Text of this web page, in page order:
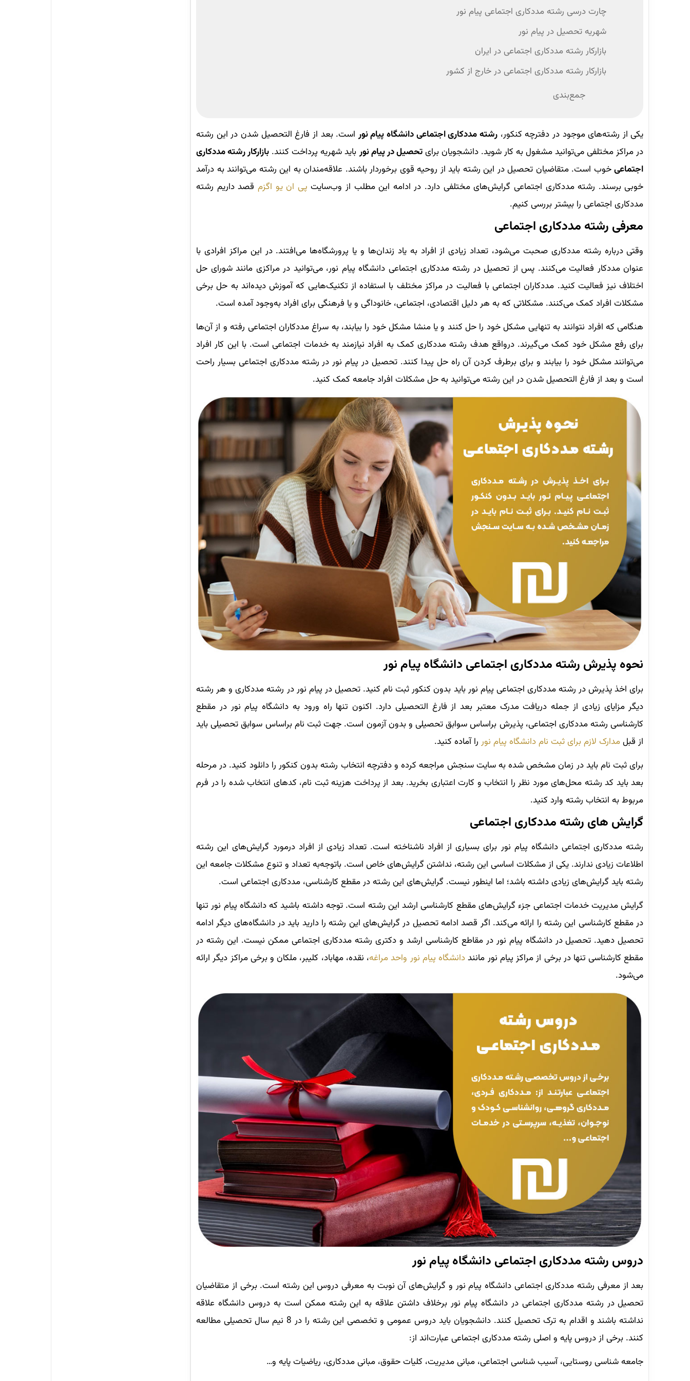
چارت درسی رشته مددکاری اجتماعی پیام نور
شهریه تحصیل در پیام نور
بازارکار رشته مددکاری اجتماعی در ایران
بازارکار رشته مددکاری اجتماعی در خارج از کشور
جمع‌بندی
یکی از رشته‌های موجود در دفترچه کنکور،رشته مددکاری اجتماعی دانشگاه پیام نور است. بعد از فارغ التحصیل شدن در این رشته
در مراکز مختلفی می‌توانید مشغول به کار شوید. دانشجویان برایتحصیل در پیام نور باید شهریه پرداخت کنند. بازارکار رشته مددکاری
اجتماعیخوب است. متقاضیان تحصیل در این رشته باید از روحیه قوی برخوردار باشند. علاقه‌مندان به این رشته می‌توانند به درآمد
خوبی برسند. رشته مددکاری اجتماعی گرایش‌های مختلفی دارد. در ادامه این مطلب از وب‌سایت پی ان یو اگزم قصد داریم رشته
مددکاری اجتماعی را بیشتر بررسی کنیم.
معرفی رشته مددکاری اجتماعی
وقتی درباره رشته مددکاری صحبت می‌شود، تعداد زیادی از افراد به یاد زندان‌ها و یا پرورشگاه‌ها می‌افتند. در این مراکز افرادی با
عنوان مددکار فعالیت می‌کنند. پس از تحصیل در رشته مددکاری اجتماعی دانشگاه پیام نور، می‌توانید در مراکزی مانند شورای حل
اختلاف نیز فعالیت کنید. مددکاران اجتماعی با فعالیت در مراکز مختلف با استفاده از تکنیک‌هایی که آموزش دیده‌اند به حل برخی
مشکلات افراد کمک می‌کنند. مشکلاتی که به هر دلیل اقتصادی، اجتماعی، خانوداگی و یا فرهنگی برای افراد به‌وجود آمده است.
هنگامی که افراد نتوانند به تنهایی مشکل خود را حل کنند و یا منشا مشکل خود را بیابند، به سراغ مددکاران اجتماعی رفته و از آن‌ها
برای رفع مشکل خود کمک می‌گیرند. درواقع هدف رشته مددکاری کمک به افراد نیازمند به خدمات اجتماعی است. با این کار افراد
می‌توانند مشکل خود را بیابند و برای برطرف کردن آن راه حل پیدا کنند. تحصیل در پیام نور در رشته مددکاری اجتماعی بسیار راحت
است و بعد از فارغ التحصیل شدن در این رشته می‌توانید به حل مشکلات افراد جامعه کمک کنید.
نحوه پذیرش رشته مددکاری اجتماعی دانشگاه پیام نور
برای اخذ پذیرش در رشته مددکاری اجتماعی پیام نور باید بدون کنکور ثبت نام کنید. تحصیل در پیام نور در رشته مددکاری و هر رشته
دیگر مزایای زیادی از جمله دریافت مدرک معتبر بعد از فارغ التحصیلی دارد. اکنون تنها راه ورود به دانشگاه پیام نور در مقطع
کارشناسی رشته مددکاری اجتماعی، پذیرش براساس سوابق تحصیلی و بدون آزمون است. جهت ثبت نام براساس سوابق تحصیلی باید
از قبل مدارک لازم برای ثبت نام دانشگاه پیام نوررا آماده کنید.
برای ثبت نام باید در زمان مشخص شده به سایت سنجش مراجعه کرده و دفترچه انتخاب رشته بدون کنکور را دانلود کنید. در مرحله
بعد باید کد رشته محل‌های مورد نظر را انتخاب و کارت اعتباری بخرید. بعد از پرداخت هزینه ثبت نام، کدهای انتخاب شده را در فرم
مربوط به انتخاب رشته وارد کنید.
گرایش‌ های رشته مددکاری اجتماعی
رشته مددکاری اجتماعی دانشگاه پیام نور برای بسیاری از افراد ناشناخته است. تعداد زیادی از افراد درمورد گرایش‌های این رشته
اطلاعات زیادی ندارند. یکی از مشکلات اساسی این رشته، نداشتن گرایش‌های خاص است. باتوجه‌به تعداد و تنوع مشکلات جامعه این
رشته باید گرایش‌های زیادی داشته باشد؛ اما اینطور نیست. گرایش‌های این رشته در مقطع کارشناسی، مددکاری اجتماعی است.
گرایش مدیریت خدمات اجتماعی جزء گرایش‌های مقطع کارشناسی ارشد این رشته است. توجه داشته باشید که دانشگاه پیام نور تنها
در مقطع کارشناسی این رشته را ارائه می‌کند. اگر قصد ادامه تحصیل در گرایش‌های این رشته را دارید باید در دانشگاه‌های دیگر ادامه
تحصیل دهید. تحصیل در دانشگاه پیام نور در مقاطع کارشناسی ارشد و دکتری رشته مددکاری اجتماعی ممکن نیست. این رشته در
مقطع کارشناسی تنها در برخی از مراکز پیام نور ماننددانشگاه پیام نور واحد مراغه، نقده، مهاباد، کلیبر، ملکان و برخی مراکز دیگر ارائه
می‌شود.
دروس رشته مددکاری اجتماعی دانشگاه پیام نور
بعد از معرفی رشته مددکاری اجتماعی دانشگاه پیام نور و گرایش‌های آن نوبت به معرفی دروس این رشته است. برخی از متقاضیان
تحصیل در رشته مددکاری اجتماعی در دانشگاه پیام نور برخلاف داشتن علاقه به این رشته ممکن است به دروس دانشگاه علاقه
نداشته باشند و اقدام به ترک تحصیل کنند. دانشجویان باید دروس عمومی و تخصصی این رشته را در 8 نیم سال تحصیلی مطالعه
کنند. برخی از دروس پایه و اصلی رشته مددکاری اجتماعی عبارت‌اند از:
جامعه شناسی روستایی، آسیب شناسی اجتماعی، مبانی مدیریت، کلیات حقوق، مبانی مددکاری، ریاضیات پایه و…